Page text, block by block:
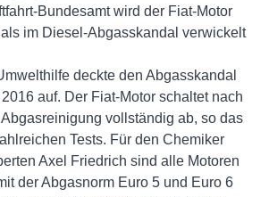
Bundesamt wird der Fiat-Motor
im Diesel-Abgasskandal verwickelt
deckte den Abgasskandal
auf. Der Fiat-Motor schaltet nach
vollständig ab, so das
Tests. Für den Chemiker
Axel Friedrich sind alle Motoren
der Abgasnorm Euro 5 und Euro 6